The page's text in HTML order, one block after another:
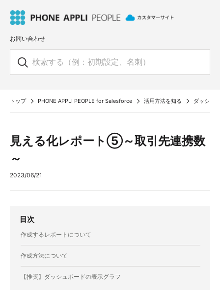
お問い合わせ
トップ PHONE APPLI PEOPLE for Salesforce 活用方法を知る ダッシュ
見える化レポート⑤～取引先連携数
～
2023/06/21
目次
作成するレポートについて
作成方法について
【推奨】ダッシュボードの表示グラフ